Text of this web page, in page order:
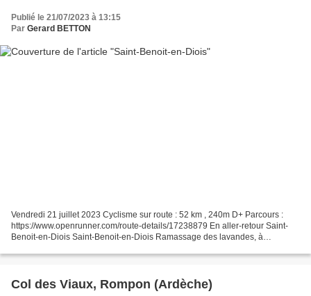
Publié le 21/07/2023 à 13:15
Par Gerard BETTON
Vendredi 21 juillet 2023 Cyclisme sur route : 52 km , 240m D+ Parcours :
https://www.openrunner.com/route-details/17238879 En aller-retour Saint-
Benoit-en-Diois Saint-Benoit-en-Diois Ramassage des lavandes, à
Col des Viaux, Rompon (Ardèche)